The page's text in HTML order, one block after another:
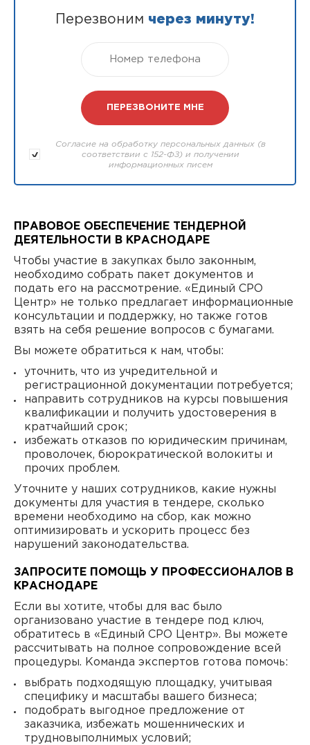
Перезвоним через минуту!
Согласие на обработку персональных данных (в
соответствии с 152-ФЗ) и получении
информационных писем
ПРАВОВОЕ ОБЕСПЕЧЕНИЕ ТЕНДЕРНОЙ
ДЕЯТЕЛЬНОСТИ В КРАСНОДАРЕ
Чтобы участие в закупках было законным,
необходимо собрать пакет документов и
подать его на рассмотрение. «Единый СРО
Центр» не только предлагает информационные
консультации и поддержку, но также готов
взять на себя решение вопросов с бумагами.
Вы можете обратиться к нам, чтобы:
уточнить, что из учредительной и
регистрационной документации потребуется;
направить сотрудников на курсы повышения
квалификации и получить удостоверения в
кратчайший срок;
избежать отказов по юридическим причинам,
проволочек, бюрократической волокиты и
прочих проблем.
Уточните у наших сотрудников, какие нужны
документы для участия в тендере, сколько
времени необходимо на сбор, как можно
оптимизировать и ускорить процесс без
нарушений законодательства.
ЗАПРОСИТЕ ПОМОЩЬ У ПРОФЕССИОНАЛОВ В
КРАСНОДАРЕ
Если вы хотите, чтобы для вас было
организовано участие в тендере под ключ,
обратитесь в «Единый СРО Центр». Вы можете
рассчитывать на полное сопровождение всей
процедуры. Команда экспертов готова помочь:
выбрать подходящую площадку, учитывая
специфику и масштабы вашего бизнеса;
подобрать выгодное предложение от
заказчика, избежать мошеннических и
трудновыполнимых условий;